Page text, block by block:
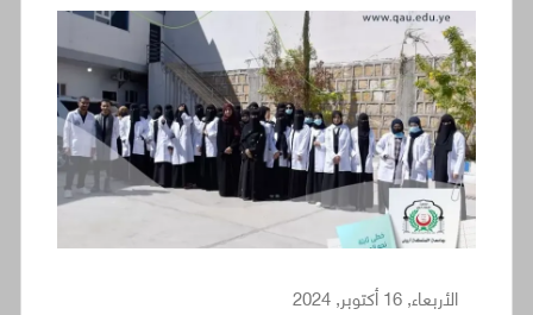
الأربعاء, 16 أكتوبر, 2024